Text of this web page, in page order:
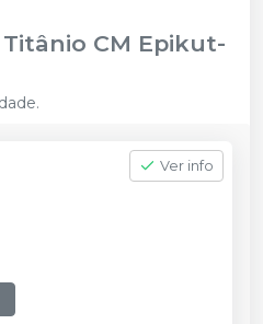
CM Epikut-
Ver info